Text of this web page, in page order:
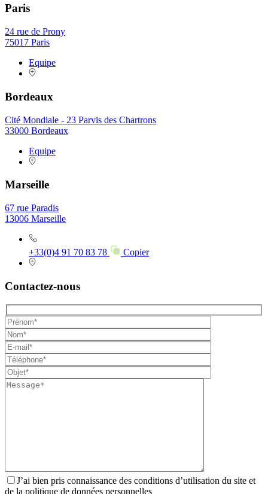
Paris
24 rue de Prony
75017 Paris
Equipe
Bordeaux
Cité Mondiale - 23 Parvis des Chartrons
33000 Bordeaux
Equipe
Marseille
67 rue Paradis
13006 Marseille
+33(0)4 91 70 83 78 Copier
Contactez-nous
J’ai bien pris connaissance des conditions d’utilisation du site et
de la politique de données personnelles